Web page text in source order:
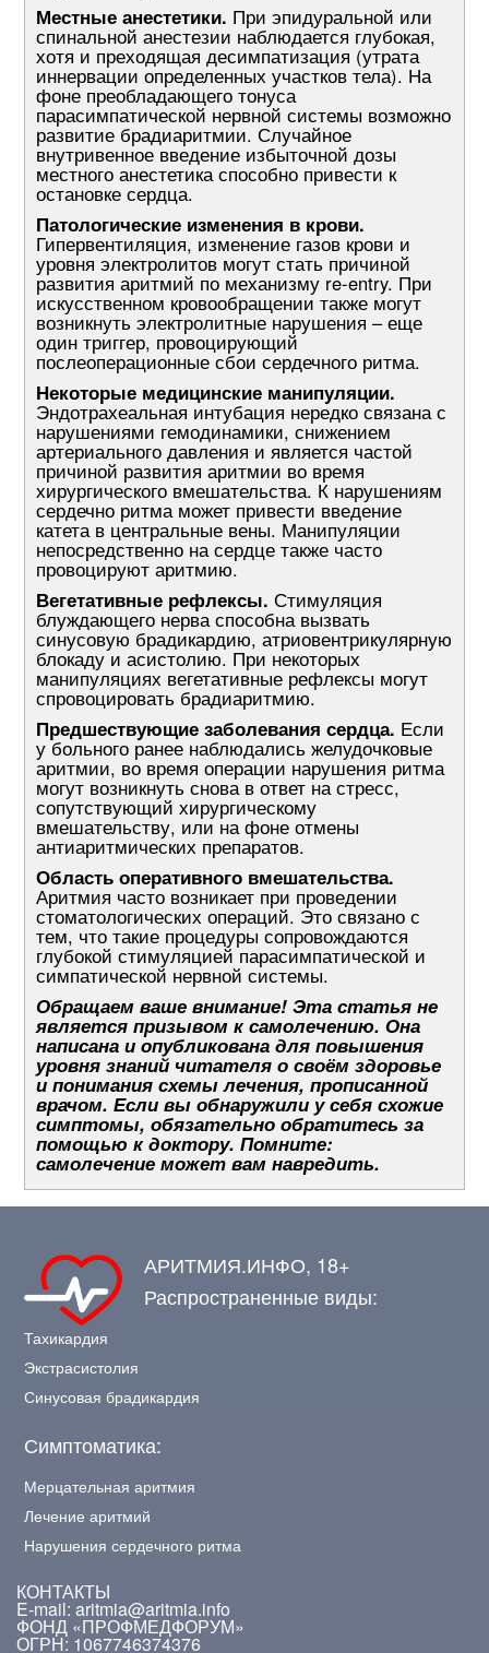
Местные анестетики. При эпидуральной или
спинальной анестезии наблюдается глубокая,
хотя и преходящая десимпатизация (утрата
иннервации определенных участков тела). На
фоне преобладающего тонуса
парасимпатической нервной системы возможно
развитие брадиаритмии. Случайное
внутривенное введение избыточной дозы
местного анестетика способно привести к
остановке сердца.
Патологические изменения в крови.
Гипервентиляция, изменение газов крови и
уровня электролитов могут стать причиной
развития аритмий по механизму re-entry. При
искусственном кровообращении также могут
возникнуть электролитные нарушения – еще
один триггер, провоцирующий
послеоперационные сбои сердечного ритма.
Некоторые медицинские манипуляции.
Эндотрахеальная интубация нередко связана с
нарушениями гемодинамики, снижением
артериального давления и является частой
причиной развития аритмии во время
хирургического вмешательства. К нарушениям
сердечно ритма может привести введение
катета в центральные вены. Манипуляции
непосредственно на сердце также часто
провоцируют аритмию.
Вегетативные рефлексы. Стимуляция
блуждающего нерва способна вызвать
синусовую брадикардию, атриовентрикулярную
блокаду и асистолию. При некоторых
манипуляциях вегетативные рефлексы могут
спровоцировать брадиаритмию.
Предшествующие заболевания сердца. Если
у больного ранее наблюдались желудочковые
аритмии, во время операции нарушения ритма
могут возникнуть снова в ответ на стресс,
сопутствующий хирургическому
вмешательству, или на фоне отмены
антиаритмических препаратов.
Область оперативного вмешательства.
Аритмия часто возникает при проведении
стоматологических операций. Это связано с
тем, что такие процедуры сопровождаются
глубокой стимуляцией парасимпатической и
симпатической нервной системы.
Обращаем ваше внимание! Эта статья не
является призывом к самолечению. Она
написана и опубликована для повышения
уровня знаний читателя о своём здоровье
и понимания схемы лечения, прописанной
врачом. Если вы обнаружили у себя схожие
симптомы, обязательно обратитесь за
помощью к доктору. Помните:
самолечение может вам навредить.
АРИТМИЯ.ИНФО, 18+
Распространенные виды:
Тахикардия
Экстрасистолия
Синусовая брадикардия
Симптоматика:
Мерцательная аритмия
Лечение аритмий
Нарушения сердечного ритма
КОНТАКТЫ
E-mail: aritmia@aritmia.info
ФОНД «ПРОФМЕДФОРУМ»
ОГРН: 1067746374376